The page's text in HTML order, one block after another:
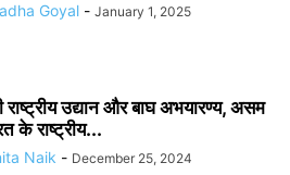
Goyal - January 1, 2025
राष्ट्रीय उद्यान और बाघ अभयारण्य, असम
के राष्ट्रीय...
Naik - December 25, 2024